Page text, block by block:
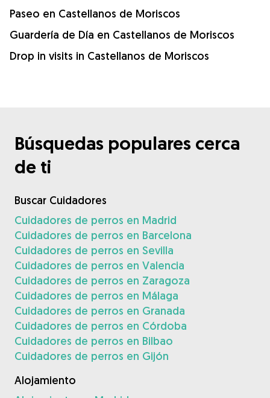
Paseo en Castellanos de Moriscos
Guardería de Día en Castellanos de Moriscos
Drop in visits in Castellanos de Moriscos
Búsquedas populares cerca
de ti
Buscar Cuidadores
Cuidadores de perros en Madrid
Cuidadores de perros en Barcelona
Cuidadores de perros en Sevilla
Cuidadores de perros en Valencia
Cuidadores de perros en Zaragoza
Cuidadores de perros en Málaga
Cuidadores de perros en Granada
Cuidadores de perros en Córdoba
Cuidadores de perros en Bilbao
Cuidadores de perros en Gijón
Alojamiento